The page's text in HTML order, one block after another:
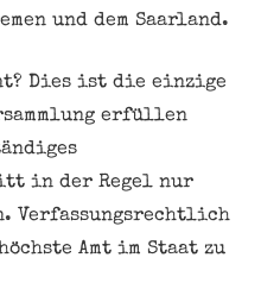
und dem Saarland.
Dies ist die einzige
erfüllen
in der Regel nur
Verfassungsrechtlich
Amt im Staat zu